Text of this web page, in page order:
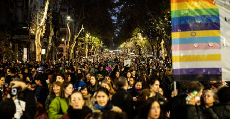
adonde no los hay.